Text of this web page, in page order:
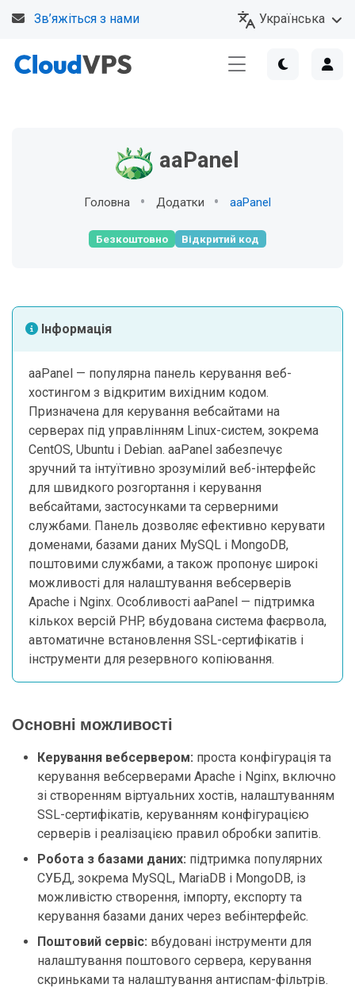
Зв’яжіться з нами Українська
aaPanel
Головна Додатки aaPanel
Безкоштовно Відкритий код
Інформація
aaPanel — популярна панель керування веб-
хостингом з відкритим вихідним кодом.
Призначена для керування вебсайтами на
серверах під управлінням Linux-систем, зокрема
CentOS, Ubuntu і Debian. aaPanel забезпечує
зручний та інтуїтивно зрозумілий веб-інтерфейс
для швидкого розгортання і керування
вебсайтами, застосунками та серверними
службами. Панель дозволяє ефективно керувати
доменами, базами даних MySQL і MongoDB,
поштовими службами, а також пропонує широкі
можливості для налаштування вебсерверів
Apache і Nginx. Особливості aaPanel — підтримка
кількох версій PHP, вбудована система фаєрвола,
автоматичне встановлення SSL-сертифікатів і
інструменти для резервного копіювання.
Основні можливості
Керування вебсервером: проста конфігурація та
керування вебсерверами Apache і Nginx, включно
зі створенням віртуальних хостів, налаштуванням
SSL-сертифікатів, керуванням конфігурацією
серверів і реалізацією правил обробки запитів.
Робота з базами даних: підтримка популярних
СУБД, зокрема MySQL, MariaDB і MongoDB, із
можливістю створення, імпорту, експорту та
керування базами даних через вебінтерфейс.
Поштовий сервіс: вбудовані інструменти для
налаштування поштового сервера, керування
скриньками та налаштування антиспам-фільтрів.